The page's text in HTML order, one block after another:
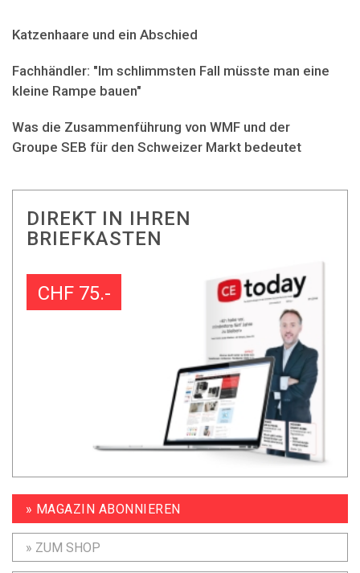
Katzenhaare und ein Abschied
Fachhändler: "Im schlimmsten Fall müsste man eine
kleine Rampe bauen"
Was die Zusammenführung von WMF und der
Groupe SEB für den Schweizer Markt bedeutet
DIREKT IN IHREN
BRIEFKASTEN
CHF 75.-
» MAGAZIN ABONNIEREN
» ZUM SHOP